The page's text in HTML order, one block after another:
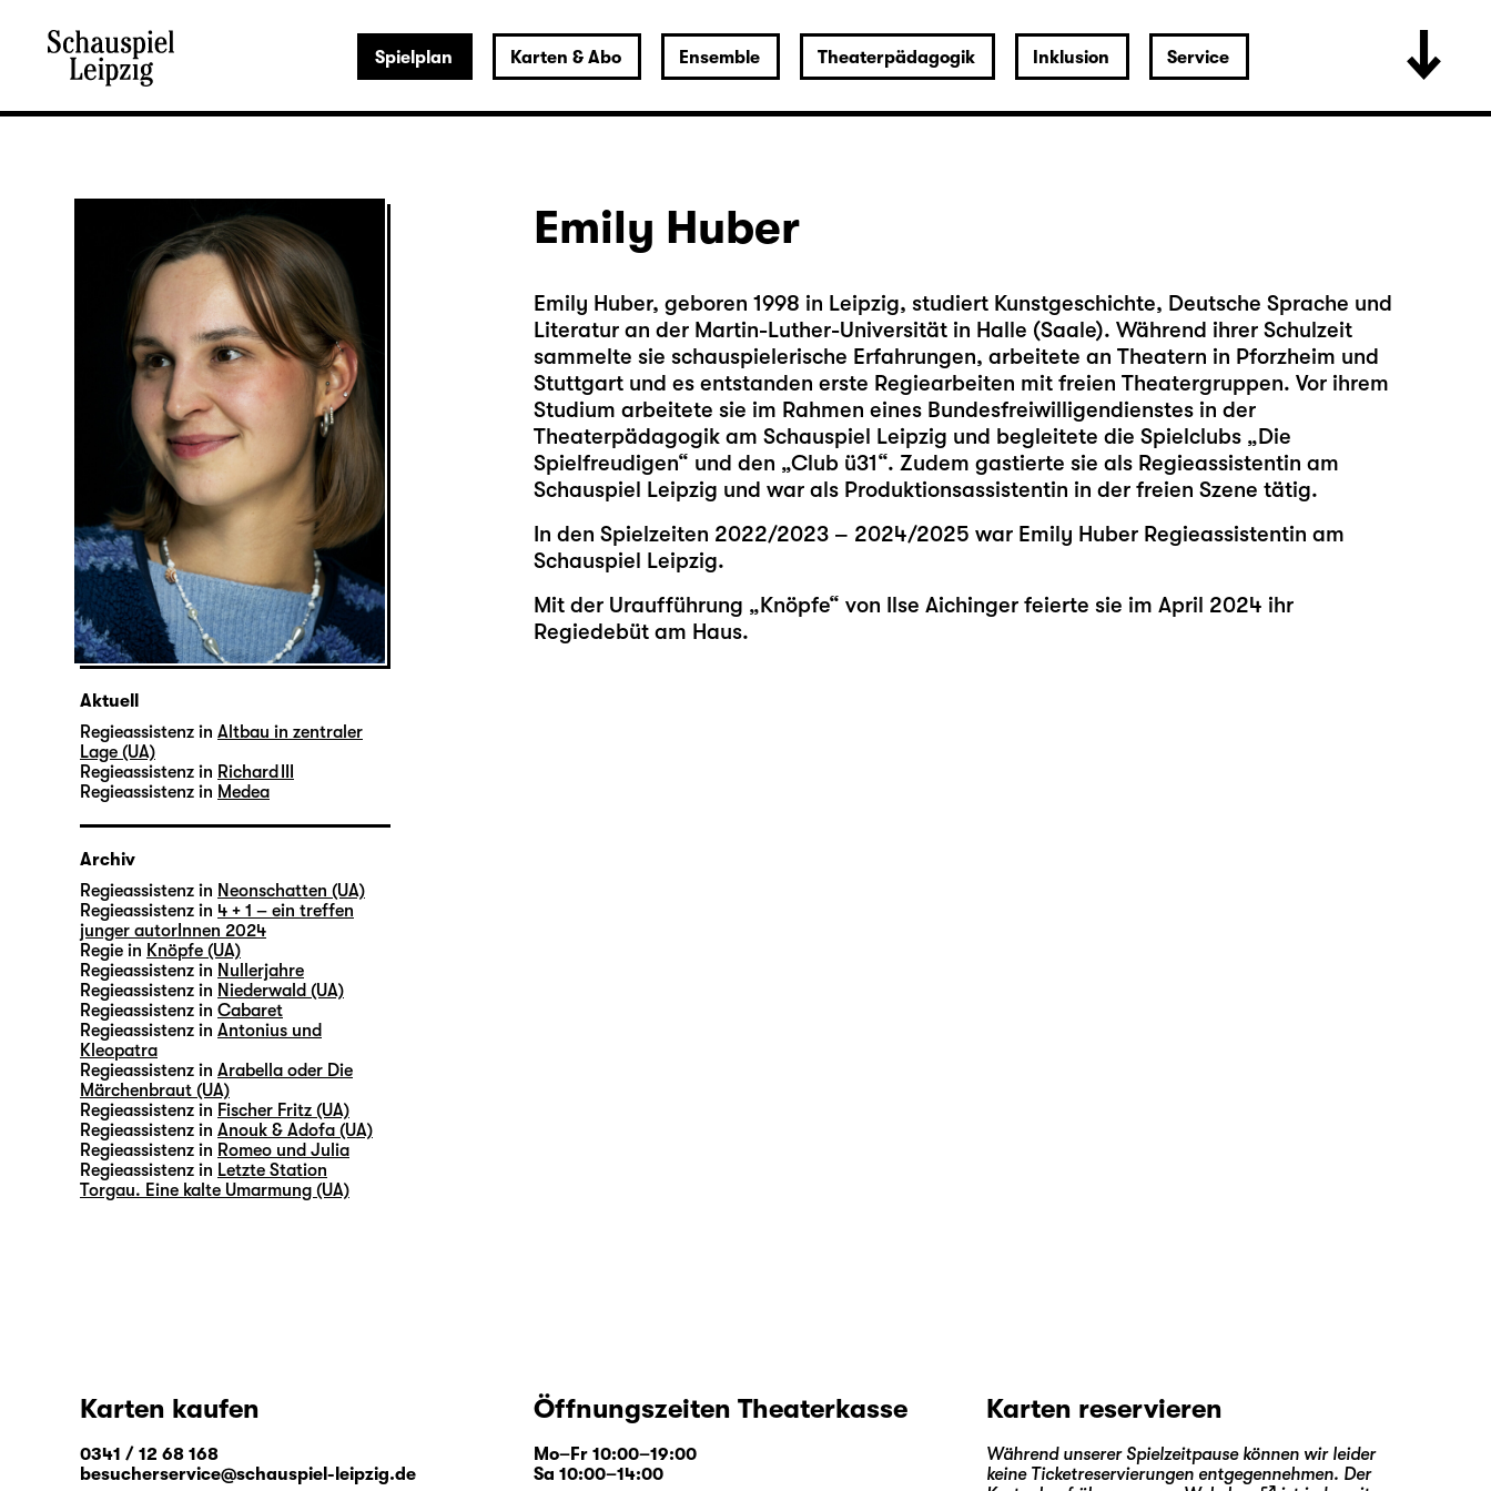
Spielplan Karten & Abo Ensemble Theaterpädagogik Inklusion Service
Emily Huber
Emily Huber, geboren 1998 in Leipzig, studiert Kunstgeschichte, Deutsche Sprache und
Literatur an der Martin-Luther-Universität in Halle (Saale). Während ihrer Schulzeit
sammelte sie schauspielerische Erfahrungen, arbeitete an Theatern in Pforzheim und
Stuttgart und es entstanden erste Regiearbeiten mit freien Theatergruppen. Vor ihrem
Studium arbeitete sie im Rahmen eines Bundesfreiwilligendienstes in der
Theaterpädagogik am Schauspiel Leipzig und begleitete die Spielclubs „Die
Spielfreudigen“ und den „Club ü31“. Zudem gastierte sie als Regieassistentin am
Schauspiel Leipzig und war als Produktionsassistentin in der freien Szene tätig.
In den Spielzeiten 2022/2023 – 2024/2025 war Emily Huber Regieassistentin am
Schauspiel Leipzig.
Mit der Uraufführung „Knöpfe“ von Ilse Aichinger feierte sie im April 2024 ihr
Regiedebüt am Haus.
Aktuell
Regieassistenz in Altbau in zentraler
Lage (UA)
Regieassistenz in Richard III
Regieassistenz in Medea
Archiv
Regieassistenz in Neonschatten (UA)
Regieassistenz in 4 + 1 – ein treffen
junger autorInnen 2024
Regie in Knöpfe (UA)
Regieassistenz in Nullerjahre
Regieassistenz in Niederwald (UA)
Regieassistenz in Cabaret
Regieassistenz in Antonius und
Kleopatra
Regieassistenz in Arabella oder Die
Märchenbraut (UA)
Regieassistenz in Fischer Fritz (UA)
Regieassistenz in Anouk & Adofa (UA)
Regieassistenz in Romeo und Julia
Regieassistenz in Letzte Station
Torgau. Eine kalte Umarmung (UA)
Karten kaufen
0341 / 12 68 168
besucherservice@schauspiel-leipzig.de
Öffnungszeiten Theaterkasse
Mo–Fr 10:00–19:00
Sa 10:00–14:00
Karten reservieren
Während unserer Spielzeitpause können wir leider
keine Ticketreservierungen entgegennehmen. Der